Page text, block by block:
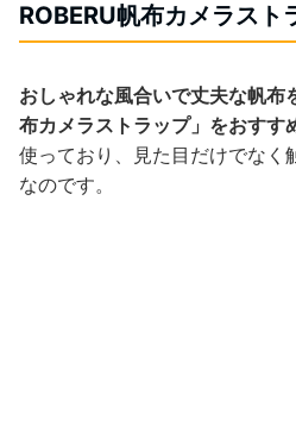
ROBERU帆布カメラスト
おしゃれな風合いで丈夫な帆布
布カメラストラップ」をおすす
使っており、見た目だけでなく
なのです。